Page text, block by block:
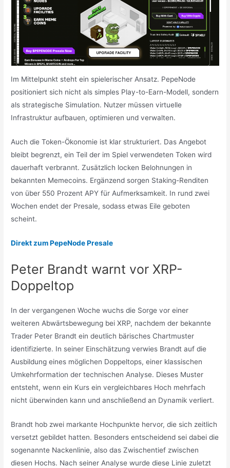
Im Mittelpunkt steht ein spielerischer Ansatz. PepeNode
positioniert sich nicht als simples Play-to-Earn-Modell, sondern
als strategische Simulation. Nutzer müssen virtuelle
Infrastruktur aufbauen, optimieren und verwalten.
Auch die Token-Ökonomie ist klar strukturiert. Das Angebot
bleibt begrenzt, ein Teil der im Spiel verwendeten Token wird
dauerhaft verbrannt. Zusätzlich locken Belohnungen in
bekannten Memecoins. Ergänzend sorgen Staking-Renditen
von über 550 Prozent APY für Aufmerksamkeit. In rund zwei
Wochen endet der Presale, sodass etwas Eile geboten
scheint.
Direkt zum PepeNode Presale
Peter Brandt warnt vor XRP-
Doppeltop
In der vergangenen Woche wuchs die Sorge vor einer
weiteren Abwärtsbewegung bei XRP, nachdem der bekannte
Trader Peter Brandt ein deutlich bärisches Chartmuster
identifizierte. In seiner Einschätzung verwies Brandt auf die
Ausbildung eines möglichen Doppeltops, einer klassischen
Umkehrformation der technischen Analyse. Dieses Muster
entsteht, wenn ein Kurs ein vergleichbares Hoch mehrfach
nicht überwinden kann und anschließend an Dynamik verliert.
Brandt hob zwei markante Hochpunkte hervor, die sich zeitlich
versetzt gebildet hatten. Besonders entscheidend sei dabei die
sogenannte Nackenlinie, also das Zwischentief zwischen
diesen Hochs. Nach seiner Analyse wurde diese Linie zuletzt